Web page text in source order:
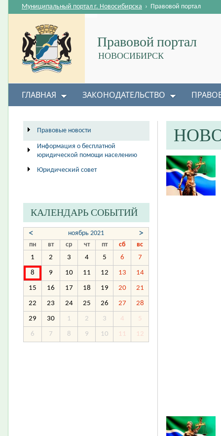
Правовой портал
НОВОСИБИРСК
Муниципальный портал г. Новосибирска › Правовой портал
ГЛАВНАЯ ЗАКОНОДАТЕЛЬСТВО
Правовые новости
Информация о бесплатной
юридической помощи населению
Юридический совет
КАЛЕНДАРЬ СОБЫТИЙ
< ноябрь 2021 >
пн вт ср чт пт сб
вс
1
2 3 4 5 6 7
8 9 10 11 12 13 14
15 16 17 18 19 20 21
22 23 24 25 26 27 28
29 30 1 2 3 4 5
6 7 8 9 10 11 12